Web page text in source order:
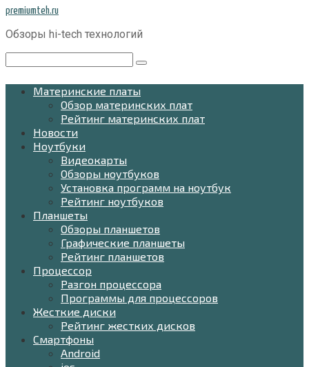
Перейти
контенту
premiumteh.ru
Обзоры hi-tech технологий
Материнские платы
Обзор материнских плат
Рейтинг материнских плат
Новости
Ноутбуки
Видеокарты
Обзоры ноутбуков
Установка программ на ноутбук
Рейтинг ноутбуков
Планшеты
Обзоры планшетов
Графические планшеты
Рейтинг планшетов
Процессор
Разгон процессора
Программы для процессоров
Жесткие диски
Рейтинг жестких дисков
Смартфоны
Android